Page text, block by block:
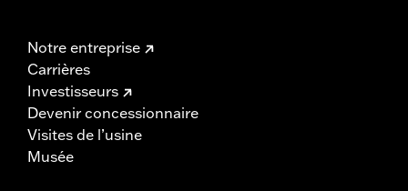
Notre entreprise
Carrières
Investisseurs
Devenir concessionnaire
Visites de l’usine
Musée